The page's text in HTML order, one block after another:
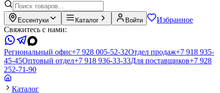
Ессентуки Каталог Войти
Избранное
Свяжитесь с нами:
Региональный офис+7 928 005-52-32Отдел продаж+7 918 935-
45-45Оптовый отдел+7 918 936-33-33Для поставщиков+7 928
252-71-90
Каталог